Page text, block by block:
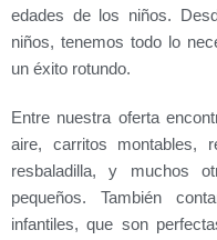
edades de los niños.
niños, tenemos todo lo
un éxito rotundo.
Entre nuestra oferta
aire, carritos montables,
resbaladilla, y muchos
pequeños. También
infantiles, que son